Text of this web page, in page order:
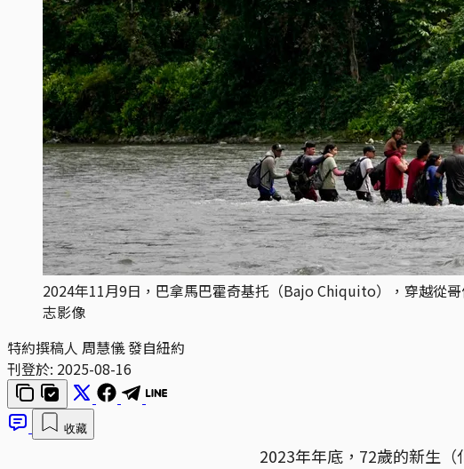
2024年11月9日，巴拿馬巴霍奇基托（Bajo Chiquito），穿越從
志影像
特約撰稿人 周慧儀 發自紐約
刊登於: 2025-08-16
收藏
2023年年底，72歲的新生